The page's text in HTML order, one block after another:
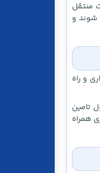
منتقل
شوند و
و راه
تامین
همراه